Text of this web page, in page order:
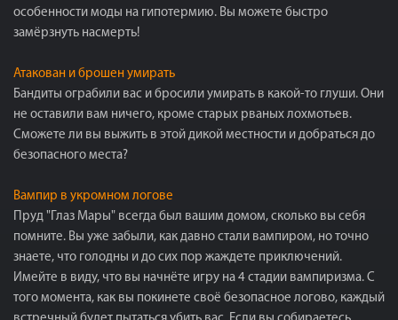
особенности моды на гипотермию. Вы можете быстро
замёрзнуть насмерть!
Атакован и брошен умирать
Бандиты ограбили вас и бросили умирать в какой-то глуши. Они
не оставили вам ничего, кроме старых рваных лохмотьев.
Сможете ли вы выжить в этой дикой местности и добраться до
безопасного места?
Вампир в укромном логове
Пруд "Глаз Мары" всегда был вашим домом, сколько вы себя
помните. Вы уже забыли, как давно стали вампиром, но точно
знаете, что голодны и до сих пор жаждете приключений.
Имейте в виду, что вы начнёте игру на 4 стадии вампиризма. С
того момента, как вы покинете своё безопасное логово, каждый